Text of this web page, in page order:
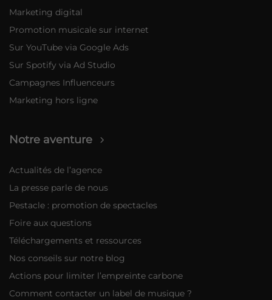
Marketing digital
Promotion musicale sur internet
Sur YouTube via Google Ads
Sur Spotify via Ad Studio
Campagnes Influenceurs
Marketing hors ligne
Notre aventure
Actualités de l’agence
La presse parle de nous
Pestacle : promotion de spectacles
Foire aux questions
Téléchargements et ressources
Nos conseils sur notre blog
Actions pour limiter l’empreinte carbone
Comment contacter un label de musique ?